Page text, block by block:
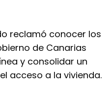
reclamó conocer los
de Canarias
y consolidar un
acceso a la vivienda.